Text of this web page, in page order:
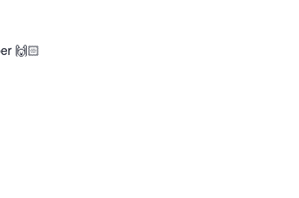
🙌🏻